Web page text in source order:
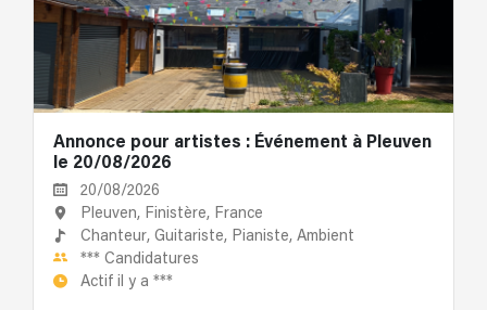
Annonce pour artistes : Événement à Pleuven
le 20/08/2026
20/08/2026
Pleuven, Finistère, France
Chanteur, Guitariste, Pianiste, Ambient
*** Candidatures
Actif il y a ***